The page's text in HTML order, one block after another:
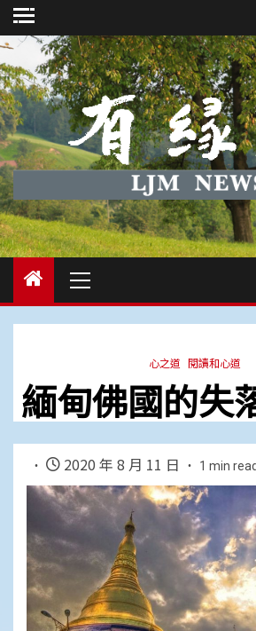
Skip
to
content
Menu
心之道 閱讀和心道
緬甸佛國的失
2020 年 8 月 11 日 1 min